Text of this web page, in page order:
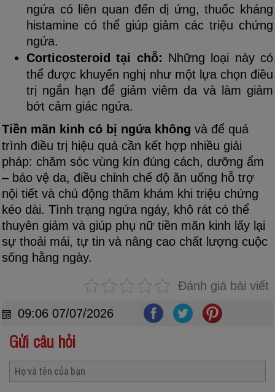
ngứa có liên quan đến dị ứng, thuốc kháng
histamine có thể giúp giảm các triệu chứng
ngứa.
Corticosteroid tại chỗ: Những loại này có
thể được khuyến nghị như một lựa chọn điều
trị ngắn hạn để giảm viêm da và làm giảm
bớt cảm giác ngứa.
Tiền mãn kinh có bị ngứa không và để quá
trình điều trị hiệu quả cần kết hợp nhiều giải
pháp: chăm sóc vùng kín đúng cách, dưỡng ẩm
– bảo vệ da, điều chỉnh chế độ ăn uống hỗ trợ
nội tiết và chủ động thăm khám khi triệu chứng
kéo dài. Tình trạng ngứa ngáy, khô rát có thể
thuyên giảm và giúp phụ nữ tiền mãn kinh lấy lại
sự thoải mái, tự tin và nâng cao chất lượng cuộc
sống hằng ngày.
Đánh giá bài viết
09:06 07/07/2026
Gửi câu hỏi